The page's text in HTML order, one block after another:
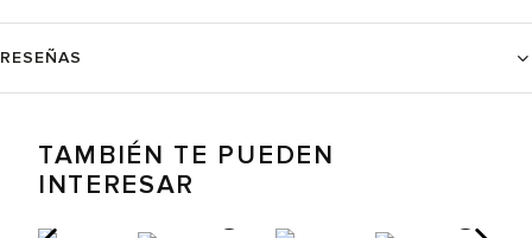
RESEÑAS
TAMBIÉN TE PUEDEN
INTERESAR